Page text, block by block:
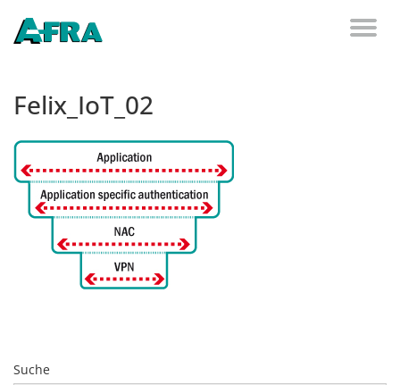
Felix_IoT_02
Suche